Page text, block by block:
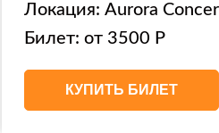
Локация: Aurora
Билет: от 3500 Р
КУПИТЬ БИЛЕТ